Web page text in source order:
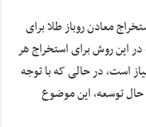
۳۰ سال آینده استخراج معادن روباز طلا برای
این روش برای استخراج هر
است، در حالی که با توجه
توسعه، این موضوع